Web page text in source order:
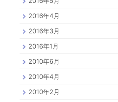
2016年4月
2016年3月
2016年1月
2010年6月
2010年4月
2010年2月